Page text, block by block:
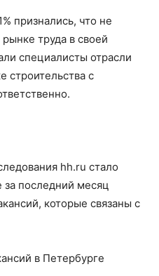
признались, что не
труда в своей
специалисты отрасли
строительства с
hh.ru стало
за последний месяц
которые связаны с
в Петербурге